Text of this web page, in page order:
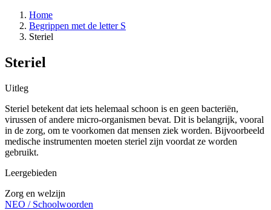
Home
Begrippen met de letter S
Steriel
Steriel
Uitleg
Steriel betekent dat iets helemaal schoon is en geen bacteriën,
virussen of andere micro-organismen bevat. Dit is belangrijk, vooral
in de zorg, om te voorkomen dat mensen ziek worden. Bijvoorbeeld
medische instrumenten moeten steriel zijn voordat ze worden
gebruikt.
Leergebieden
Zorg en welzijn
NEO / Schoolwoorden